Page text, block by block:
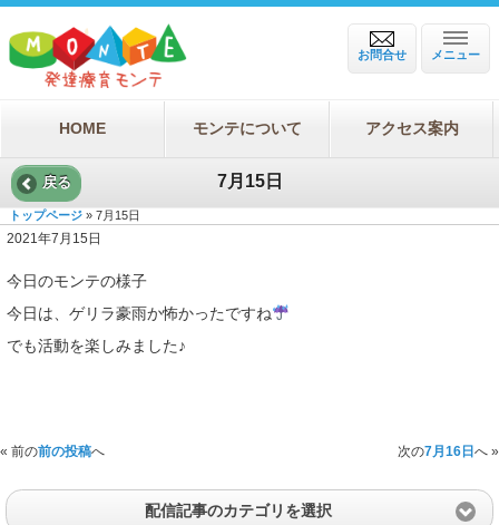
メニュー
お問合せ
HOME モンテについて アクセス案内
戻る 7月15日
トップページ » 7月15日
2021年7月15日
今日のモンテの様子
今日は、ゲリラ豪雨か怖かったですね
でも活動を楽しみました♪
« 前の前の投稿へ 次の7月16日 へ »
配信記事のカテゴリを選択